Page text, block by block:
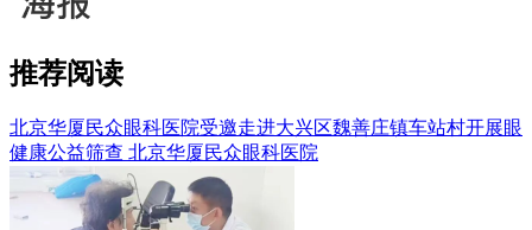
推荐阅读
北京华厦民众眼科医院受邀走进大兴区魏善庄镇车站村开展眼
健康公益筛查 北京华厦民众眼科医院